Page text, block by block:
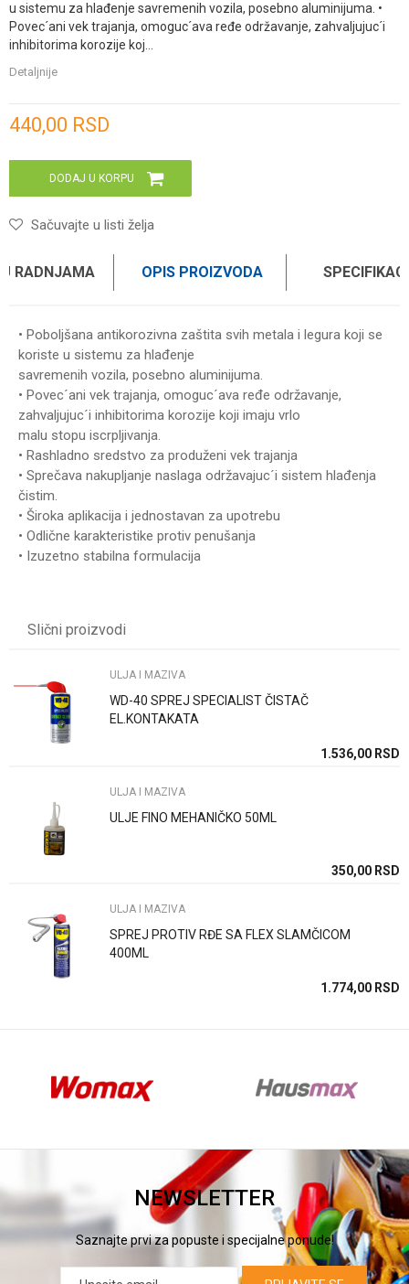
u sistemu za hlađenje savremenih vozila, posebno aluminijuma. •
Povec´ani vek trajanja, omoguc´ava ređe održavanje, zahvaljujuc´i
inhibitorima korozije koj
Detaljnije
440,00 RSD
DODAJ U KORPU
Sačuvajte u listi želja
RADNJAMA OPIS PROIZVODA
• Poboljšana antikorozivna zaštita svih metala i legura koji se
koriste u sistemu za hlađenje
savremenih vozila, posebno aluminijuma.
• Povec´ani vek trajanja, omoguc´ava ređe održavanje,
zahvaljujuc´i inhibitorima korozije koji imaju vrlo
malu stopu iscrpljivanja.
• Rashladno sredstvo za produženi vek trajanja
• Sprečava nakupljanje naslaga održavajuc´i sistem hlađenja
čistim.
• Široka aplikacija i jednostavan za upotrebu
• Odlične karakteristike protiv penušanja
• Izuzetno stabilna formulacija
Poruka
Anti-spam zaštita - izračunajte koliko je 4 + 1 :
POŠALJI
Slični proizvodi
ULJA I MAZIVA
WD-40 SPREJ SPECIALIST ČISTAČ
EL.KONTAKATA
1.536,00 RSD
ULJA I MAZIVA
ULJE FINO MEHANIČKO 50ML
350,00 RSD
ULJA I MAZIVA
SPREJ PROTIV RĐE SA FLEX SLAMČICOM
400ML
1.774,00 RSD
NEWSLETTER
Saznajte prvi za popuste i specijalne ponude!